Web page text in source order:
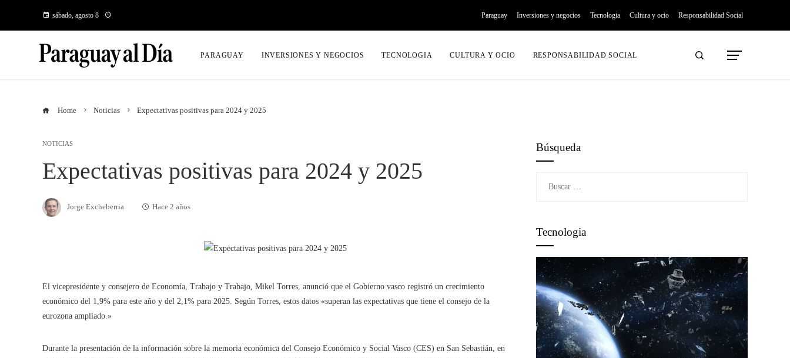
sábado, agosto 8 Paraguay Inversiones y negocios Tecnologia Cultura y ocio Responsabilidad Social
PARAGUAY INVERSIONES Y NEGOCIOS TECNOLOGIA CULTURA Y OCIO RESPONSABILIDAD SOCIAL
Home Noticias Expectativas positivas para 2024 y 2025
NOTICIAS
Expectativas positivas para 2024 y 2025
Jorge Excheberria Hace 2 años
El vicepresidente y consejero de Economía, Trabajo y Trabajo, Mikel Torres, anunció que el Gobierno vasco registró un crecimiento
económico del 1,9% para este año y del 2,1% para 2025. Según Torres, estos datos «superan las expectativas que tiene el consejo de la
eurozona ampliado.»
Durante la presentación de la información sobre la memoria económica del Consejo Económico y Social Vasco (CES) en San Sebastián, en
Búsqueda
Tecnologia